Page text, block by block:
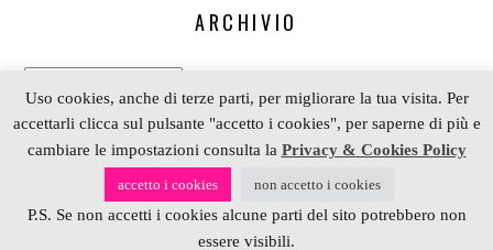
ARCHIVIO
Archivio
COPYRIGHT 2006-2023 ALESSIA SCRAP & CRAFT |
PARTNERDEPOSITPHOTOS| P. IVA 01574070098 |
REALIZZATO DA4BLOG.INFO
Uso cookies, anche di terze parti, per migliorare la tua visita. Per
accettarli clicca sul pulsante "accetto i cookies", per saperne di più e
cambiare le impostazioni consulta la Privacy & Cookies Policy
accetto i cookies non accetto i cookies
P.S. Se non accetti i cookies alcune parti del sito potrebbero non
essere visibili.